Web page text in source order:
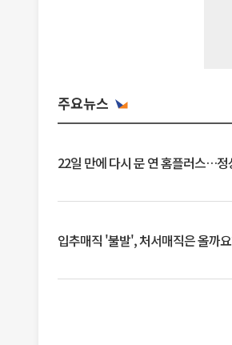
주요뉴스
22일 만에 다시 문 연 홈플러스…정
입추매직 '불발', 처서매직은 올까